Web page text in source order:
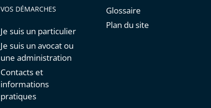
VOS DÉMARCHES
Je suis un particulier
Je suis un avocat ou
une administration
Contacts et
informations
pratiques
Glossaire
Plan du site